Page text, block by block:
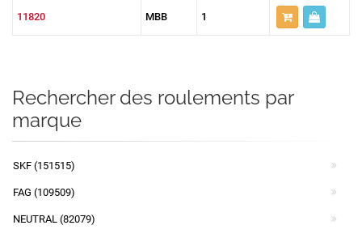
11820 MBB 1
Rechercher des roulements par
marque
SKF (151515)
FAG (109509)
NEUTRAL (82079)